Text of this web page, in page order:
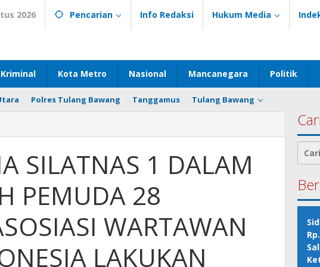
2026 Pencarian Info Redaksi Hukum Media
Kota Metro Nasional Mancanegara Politik
Polres Tulang Bawang Tanggamus Tulang Bawang
SILATNAS 1 DALAM
PEMUDA 28
WARTAWAN
LAKUKAN
Cari